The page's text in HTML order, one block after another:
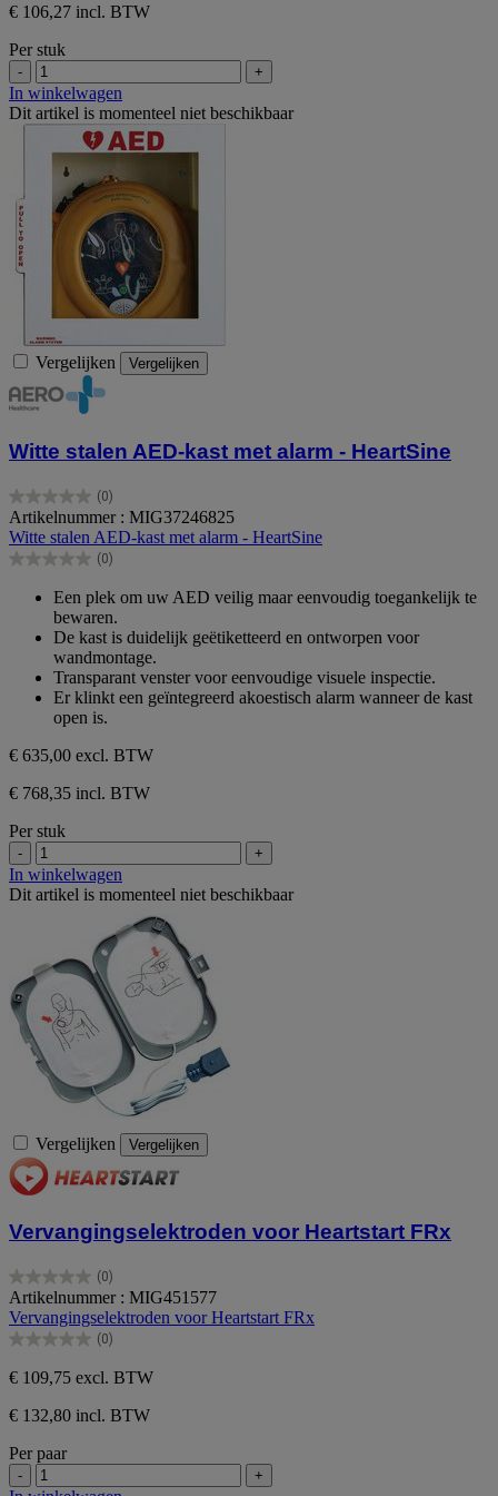
€ 106,27 incl. BTW
Per stuk
- +
In winkelwagen
Dit artikel is momenteel niet beschikbaar
Vergelijken Vergelijken
Witte stalen AED-kast met alarm - HeartSine
(0)
0.0
van
de
5
Artikelnummer : MIG37246825
Witte stalen AED-kast met alarm - HeartSine
(0)
0.0
sterren.
Een plek om uw AED veilig maar eenvoudig toegankelijk te
bewaren.
De kast is duidelijk geëtiketteerd en ontworpen voor
wandmontage.
Transparant venster voor eenvoudige visuele inspectie.
Er klinkt een geïntegreerd akoestisch alarm wanneer de kast
open is.
€ 635,00 excl. BTW
€ 768,35 incl. BTW
Per stuk
- +
In winkelwagen
Dit artikel is momenteel niet beschikbaar
Vergelijken Vergelijken
Vervangingselektroden voor Heartstart FRx
(0)
0.0
van
de
5
Artikelnummer : MIG451577
Vervangingselektroden voor Heartstart FRx
(0)
0.0
van
de
5
sterren.
€ 109,75 excl. BTW
€ 132,80 incl. BTW
Per paar
- +